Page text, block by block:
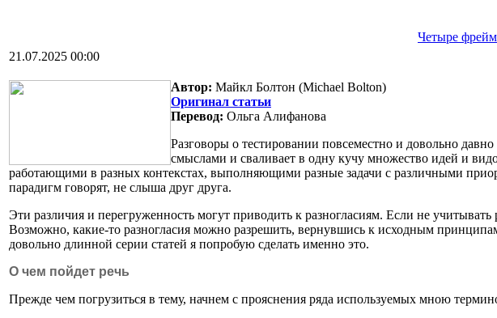
Четыре
21.07.2025 00:00
Автор: Майкл Болтон (Michael Bolton)
Оригинал статьи
Перевод: Ольга Алифанова
Разговоры о тестировании повсеместно и довольно
смыслами и сваливает в одну кучу множество идей и
работающими в разных контекстах, выполняющими разные задачи с различными
парадигм говорят, не слыша друг друга.
Эти различия и перегруженность могут приводить к разногласиям. Если не
Возможно, какие-то разногласия можно разрешить, вернувшись к исходным
довольно длинной серии статей я попробую сделать именно это.
О чем пойдет речь
Прежде чем погрузиться в тему, начнем с прояснения ряда используемых мною